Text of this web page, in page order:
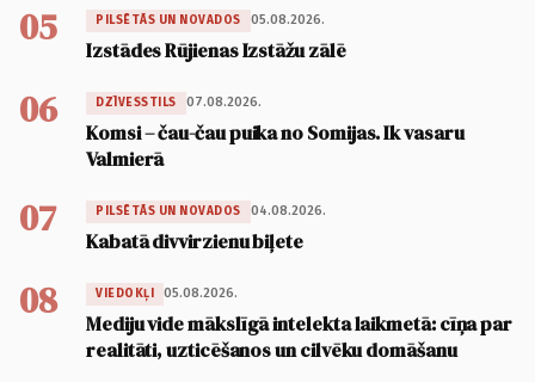
05 PILSĒTĀS UN NOVADOS 05.08.2026.
Izstādes Rūjienas Izstāžu zālē
06 DZĪVESSTILS 07.08.2026.
Komsi – čau-čau puika no Somijas. Ik vasaru
Valmierā
07 PILSĒTĀS UN NOVADOS 04.08.2026.
Kabatā divvirzienu biļete
08 VIEDOKĻI 05.08.2026.
Mediju vide mākslīgā intelekta laikmetā: cīņa par
realitāti, uzticēšanos un cilvēku domāšanu